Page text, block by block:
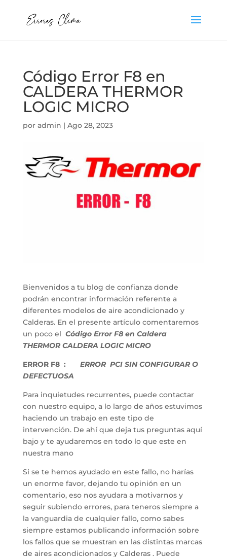
Código Error F8 en
CALDERA THERMOR
LOGIC MICRO
por admin | Ago 28, 2023
Bienvenidos a tu blog de confianza donde
podrán encontrar información referente a
diferentes modelos de aire acondicionado y
Calderas. En el presente artículo comentaremos
un poco el Código Error F8 en Caldera
THERMOR CALDERA LOGIC MICRO
ERROR F8 :
ERROR PCI SIN CONFIGURAR O
DEFECTUOSA
Para inquietudes recurrentes, puede contactar
con nuestro equipo, a lo largo de años estuvimos
haciendo un trabajo en este tipo de
intervención. De ahí que deja tus preguntas aquí
bajo y te ayudaremos en todo lo que este en
nuestra mano
Si se te hemos ayudado en este fallo, no harías
un enorme favor, dejando tu opinión en un
comentario, eso nos ayudara a motivarnos y
seguir subiendo errores, para teneros siempre a
la vanguardia de cualquier fallo, como sabes
siempre estamos publicando información sobre
los fallos que se muestran en las distintas marcas
de aires acondicionados y Calderas . Puede